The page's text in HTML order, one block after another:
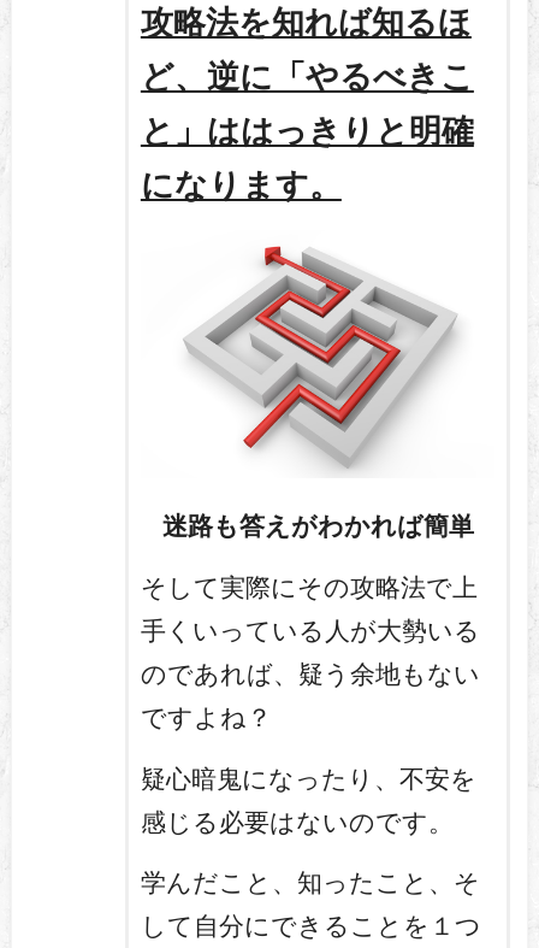
攻略法を知れば知るほ
ど、逆に「やるべきこ
と」ははっきりと明確
になります。
迷路も答えがわかれば簡単
そして実際にその攻略法で上
手くいっている人が大勢いる
のであれば、疑う余地もない
ですよね？
疑心暗鬼になったり、不安を
感じる必要はないのです。
学んだこと、知ったこと、そ
して自分にできることを１つ